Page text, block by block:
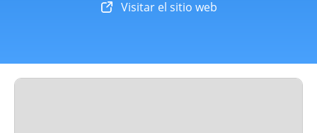
Visitar el sitio web